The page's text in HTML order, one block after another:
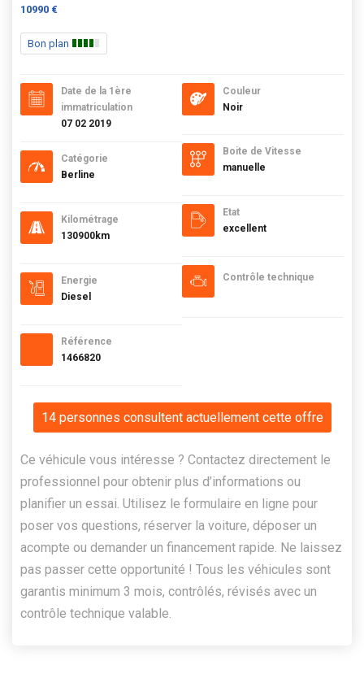
10990 €
Bon plan
Date de la 1ère
immatriculation
07 02 2019
Catégorie
Berline
Kilométrage
130900km
Energie
Diesel
Référence
1466820
Couleur
Noir
Boite de Vitesse
manuelle
Etat
excellent
Contrôle technique
14 personnes consultent actuellement cette offre
Ce véhicule vous intéresse ? Contactez directement le
professionnel pour obtenir plus d’informations ou
planifier un essai. Utilisez le formulaire en ligne pour
poser vos questions, réserver la voiture, déposer un
acompte ou demander un financement rapide. Ne laissez
pas passer cette opportunité ! Tous les véhicules sont
garantis minimum 3 mois, contrôlés, révisés avec un
contrôle technique valable.